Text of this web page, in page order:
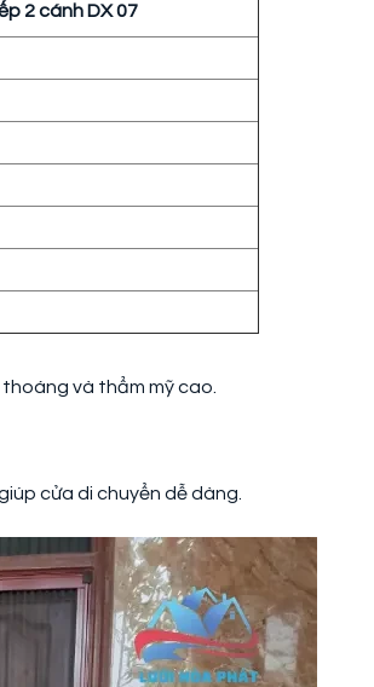
2 cánh DX 07
và thẩm mỹ cao.
cửa di chuyển dễ dàng.